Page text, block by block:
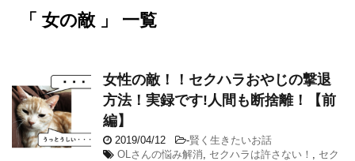
「 女の敵 」 一覧
女性の敵！！セクハラおやじの撃退
方法！実録です!人間も断捨離！【前
編】
2019/04/12 -賢く生きたいお話
OLさんの悩み解消
セクハラは許さない！
セク